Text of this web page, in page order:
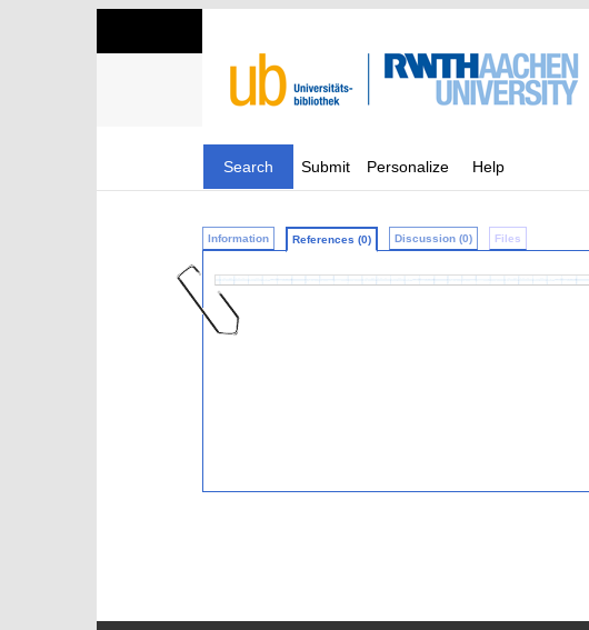
Search Submit Personalize Help
Information References (0) Discussion (0) Files